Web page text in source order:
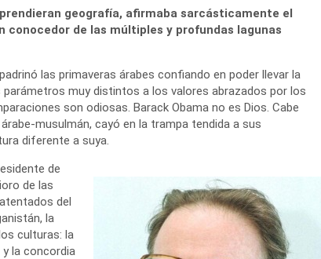
geografía, afirmaba sarcásticamente el
de las múltiples y profundas lagunas
las primaveras árabes confiando en poder llevar la
muy distintos a los valores abrazados por los
son odiosas. Barack Obama no es Dios. Cabe
musulmán, cayó en la trampa tendida a sus
diferente a suya.
de
de las
del
la
culturas: la
la concordia